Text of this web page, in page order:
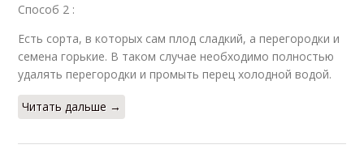
Способ 2 :
Есть сорта, в которых сам плод сладкий, а перегородки и
семена горькие. В таком случае необходимо полностью
удалять перегородки и промыть перец холодной водой.
Читать дальше →